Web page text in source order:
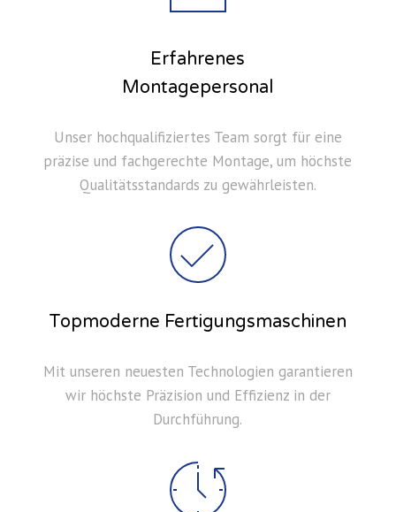
Erfahrenes
Montagepersonal
Unser hochqualifiziertes Team sorgt für eine
präzise und fachgerechte Montage, um höchste
Qualitätsstandards zu gewährleisten.
Topmoderne Fertigungsmaschinen
Mit unseren neuesten Technologien garantieren
wir höchste Präzision und Effizienz in der
Durchführung.